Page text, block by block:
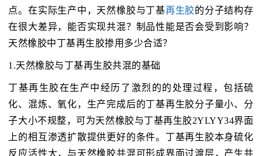
点。在实际生产中，天然橡胶与丁基再生胶的分子结构存
在很大差异，能否实现共混？制品性能是否会受到影响？
天然橡胶中丁基再生胶掺用多少合适？
1.天然橡胶与丁基再生胶共混的基础
丁基再生胶在生产中经历了激烈的的处理过程，包括硫
化、混炼、氧化，生产完成后的丁基再生胶分子量小、分
子大小不规整，可为天然橡胶与丁基再生胶2YLYY34界面
上的相互渗透扩散提供更好的条件。丁基再生胶本身硫化
反应活性大，与天然橡胶共混可形成界面过渡层，产生共